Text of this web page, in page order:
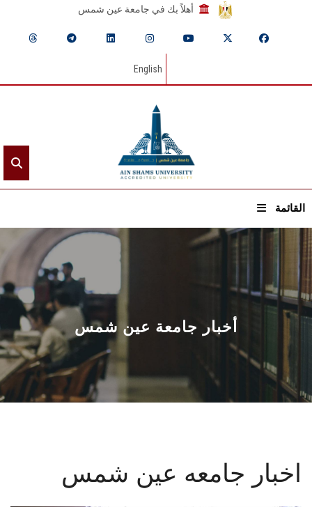
أهلاً بك في جامعة عين شمس
English
القائمة
الرئيسيـة
عن الجامعة
القطاعـات
الشئون الأكاديمية
البحث العلمي
المراكز والوحدات
أخبار جامعة عين شمس
اخبار جامعه عين شمس